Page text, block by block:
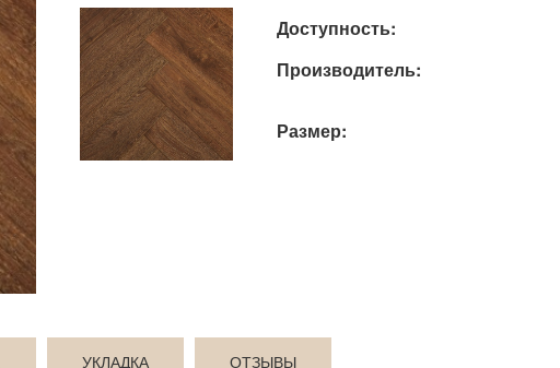
Доступность:
Производитель:
Размер:
УКЛАДКА ОТЗЫВЫ